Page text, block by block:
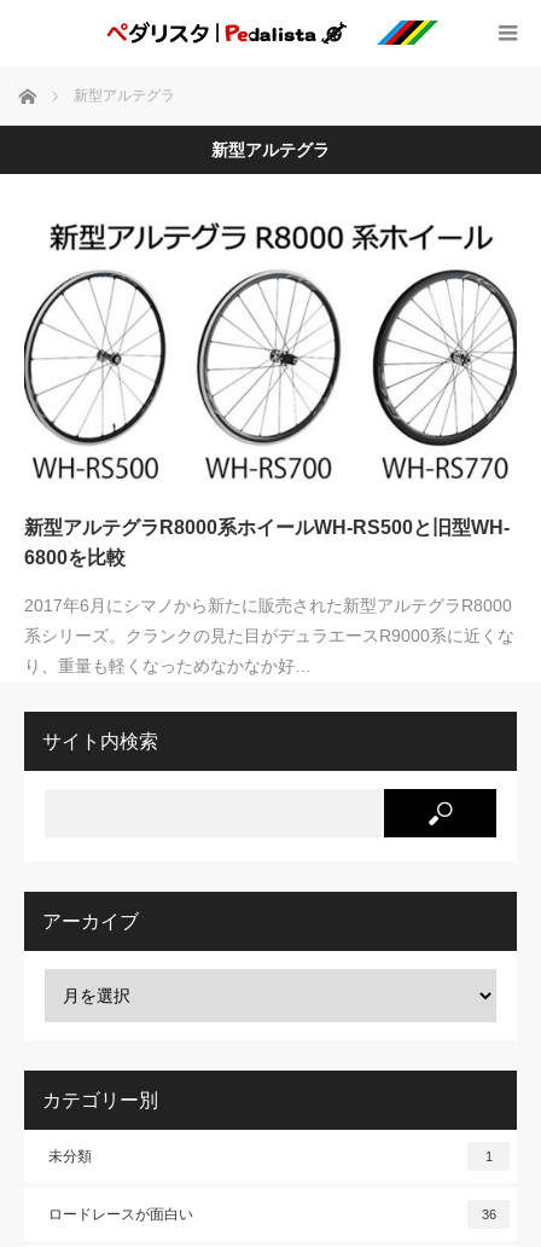
ホーム 新型アルテグラ
新型アルテグラ
新型アルテグラR8000系ホイールWH-RS500と旧型WH-
6800を比較
2017年6月にシマノから新たに販売された新型アルテグラR8000
系シリーズ。クランクの見た目がデュラエースR9000系に近くな
り、重量も軽くなっためなかなか好…
サイト内検索
アーカイブ
カテゴリー別
未分類 1
ロードレースが面白い 36